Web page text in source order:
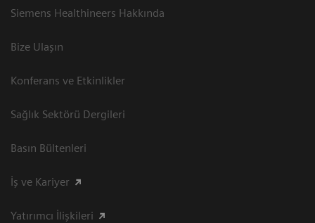
Siemens Healthineers Hakkında
Bize Ulaşın
Konferans ve Etkinlikler
Sağlık Sektörü Dergileri
Basın Bültenleri
İş ve Kariyer
Yatırımcı İlişkileri